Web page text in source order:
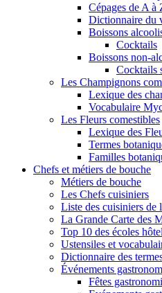
Cépages de A à
Dictionnaire du
Boissons
Cocktails
Boissons non-
Cocktails
Les Champignons
Lexique des
Vocabulaire
Les Fleurs comestibles
Lexique des
Termes
Familles
Chefs et métiers de bouche
Métiers de bouche
Les Chefs cuisiniers
Liste des cuisiniers de
La Grande Carte des
Top 10 des écoles
Ustensiles et
Dictionnaire des
Événements
Fêtes